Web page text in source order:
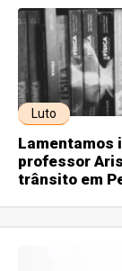
Luto
Lamentamos
professor
trânsito em